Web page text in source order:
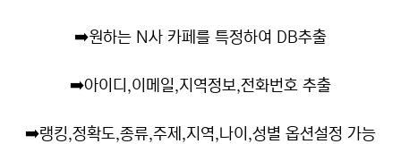
➡️원하는 N사 카페를 특정하여 DB추출
➡️아이디,이메일,지역정보,전화번호 추출
➡️랭킹,정확도,종류,주제,지역,나이,성별 옵션설정 가능